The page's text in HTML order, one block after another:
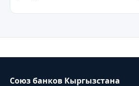
Союз банков Кыргызстана